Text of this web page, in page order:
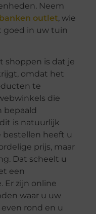
Neem
outlet, wie
goed in uw tuin
shoppen is dat je
omdat het
te
die
bepaald
is natuurlijk
bestellen heeft u
prijs, maar
Dat scheelt u
een
Er zijn online
waar u uw
rond en u